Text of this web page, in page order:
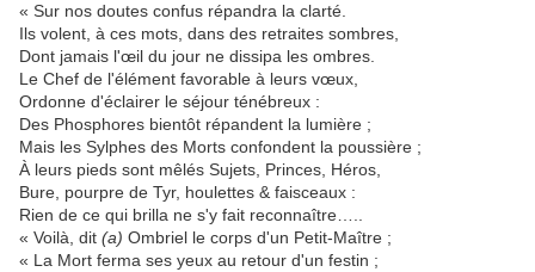
« Sur nos doutes confus répandra la clarté.
Ils volent, à ces mots, dans des retraites sombres,
Dont jamais l'œil du jour ne dissipa les ombres.
Le Chef de l'élément favorable à leurs vœux,
Ordonne d'éclairer le séjour ténébreux :
Des Phosphores bientôt répandent la lumière ;
Mais les Sylphes des Morts confondent la poussière ;
À leurs pieds sont mêlés Sujets, Princes, Héros,
Bure, pourpre de Tyr, houlettes & faisceaux :
Rien de ce qui brilla ne s'y fait reconnaître…..
« Voilà, dit (a) Ombriel le corps d'un Petit-Maître ;
« La Mort ferma ses yeux au retour d'un festin ;